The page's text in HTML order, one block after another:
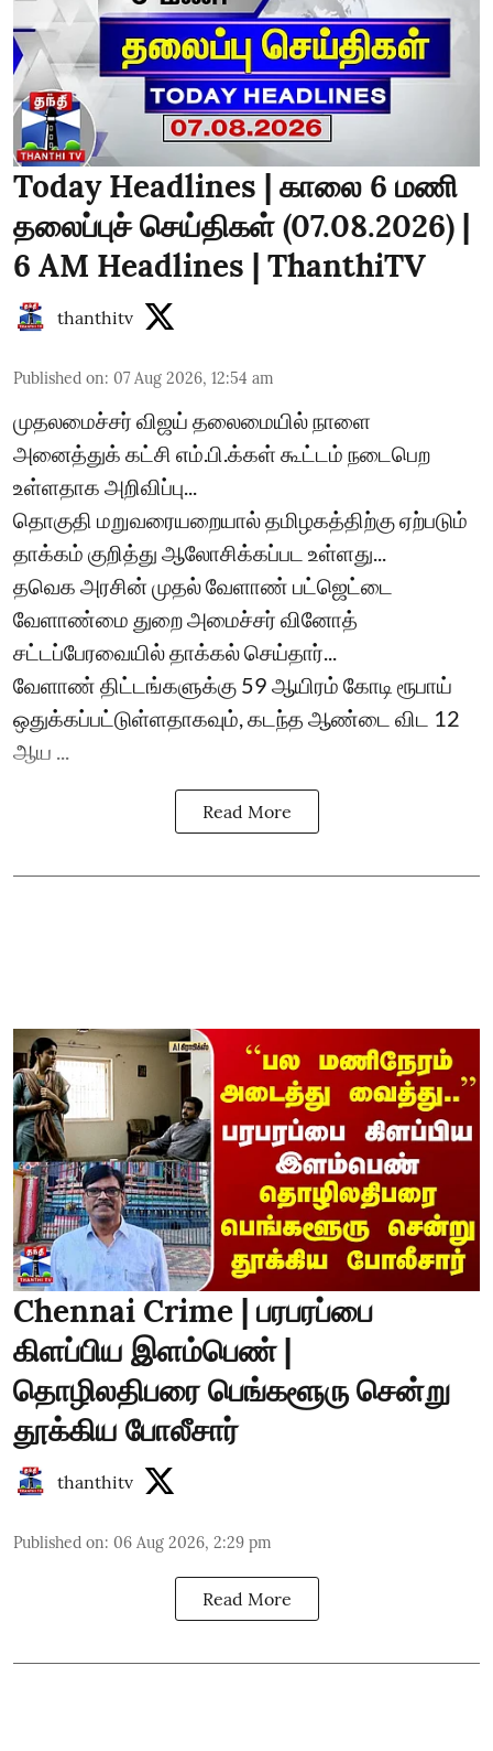
Today Headlines | காலை 6 மணி
தலைப்புச் செய்திகள் (07.08.2026) |
6 AM Headlines | ThanthiTV
thanthitv
Published on: 07 Aug 2026, 12:54 am
முதலமைச்சர் விஜய் தலைமையில் நாளை
அனைத்துக் கட்சி எம்.பி.க்கள் கூட்டம் நடைபெற
உள்ளதாக அறிவிப்பு...
தொகுதி மறுவரையறையால் தமிழகத்திற்கு ஏற்படும்
தாக்கம் குறித்து ஆலோசிக்கப்பட உள்ளது...
தவெக அரசின் முதல் வேளாண் பட்ஜெட்டை
வேளாண்மை துறை அமைச்சர் வினோத்
சட்டப்பேரவையில் தாக்கல் செய்தார்...
வேளாண் திட்டங்களுக்கு 59 ஆயிரம் கோடி ரூபாய்
ஒதுக்கப்பட்டுள்ளதாகவும், கடந்த ஆண்டை விட 12
ஆய ...
Read More
Chennai Crime | பரபரப்பை
கிளப்பிய இளம்பெண் |
தொழிலதிபரை பெங்களூரு சென்று
தூக்கிய போலீசார்
thanthitv
Published on: 06 Aug 2026, 2:29 pm
Read More